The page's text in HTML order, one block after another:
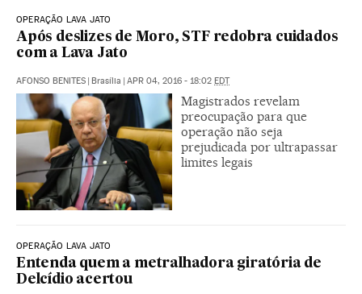
OPERAÇÃO LAVA JATO
Após deslizes de Moro, STF redobra cuidados
com a Lava Jato
AFONSO BENITES | Brasília | APR 04, 2016 - 18:02 EDT
Magistrados revelam
preocupação para que
operação não seja
prejudicada por ultrapassar
limites legais
OPERAÇÃO LAVA JATO
Entenda quem a metralhadora giratória de
Delcídio acertou